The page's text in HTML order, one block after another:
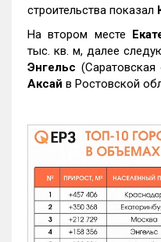
строительства показал
На втором месте
тыс. кв. м, далее
Энгельс
Аксай в Ростовской